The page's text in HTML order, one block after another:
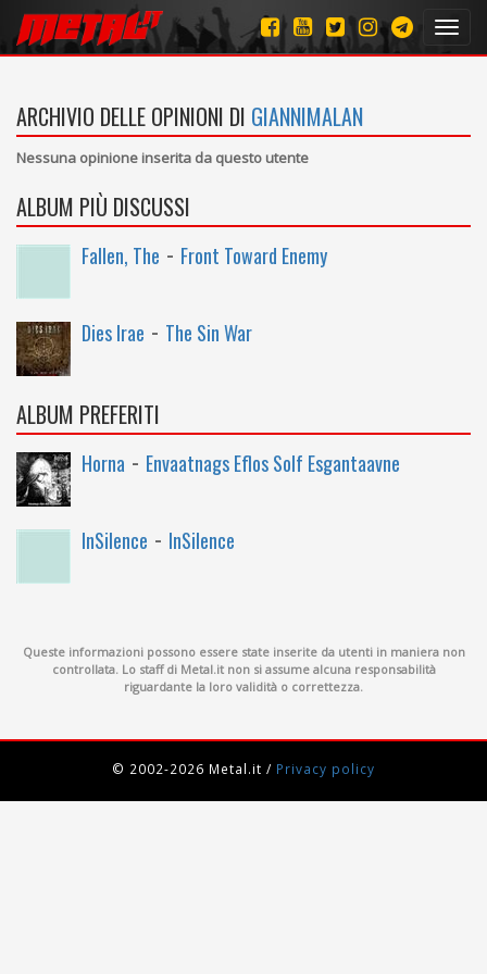
ARCHIVIO DELLE OPINIONI DI GIANNIMALAN
Nessuna opinione inserita da questo utente
ALBUM PIÙ DISCUSSI
Fallen, The - Front Toward Enemy
Dies Irae - The Sin War
ALBUM PREFERITI
Horna - Envaatnags Eflos Solf Esgantaavne
InSilence - InSilence
Queste informazioni possono essere state inserite da utenti in maniera non
controllata. Lo staff di Metal.it non si assume alcuna responsabilità
riguardante la loro validità o correttezza.
© 2002-2026 Metal.it / Privacy policy